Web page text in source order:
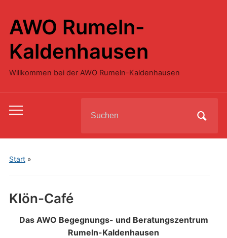
AWO Rumeln-
Kaldenhausen
Willkommen bei der AWO Rumeln-Kaldenhausen
Toggle
menu
for:
Start»
Klön-Café
Das AWO Begegnungs- und Beratungszentrum
Rumeln-Kaldenhausen